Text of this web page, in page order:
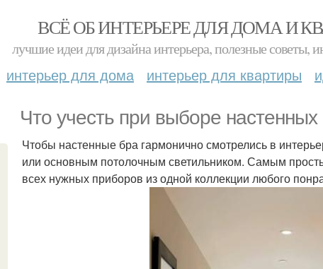
ВСЁ ОБ ИНТЕРЬЕРЕ ДЛЯ ДОМА И
лучшие идеи для дизайна интерьера, полезные советы,
интерьер для дома интерьер для квартиры
Что учесть при выборе настенных
Чтобы настенные бра гармонично смотрелись в
или основным потолочным светильником. Самым
всех нужных приборов из одной коллекции любого